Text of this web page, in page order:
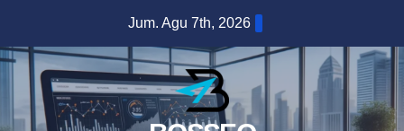
content
Jum. Agu 7th, 2026